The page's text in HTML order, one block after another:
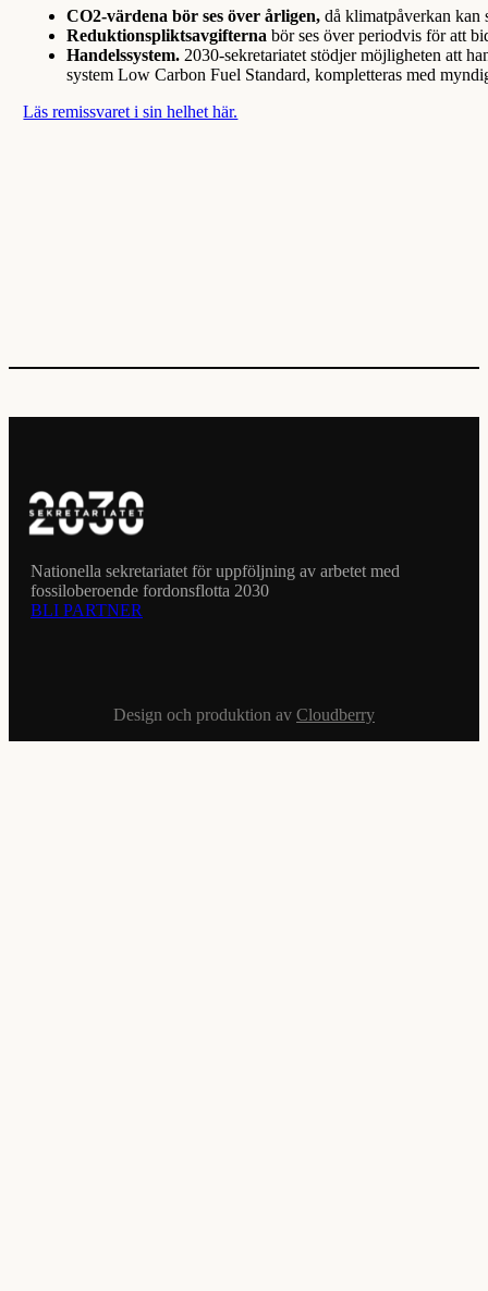
CO2-värdena bör ses över årligen,då klimatpåverkan kan
Reduktionspliktsavgifternabör ses över periodvis för att
Handelssystem. 2030-sekretariatet stödjer möjligheten att
system Low Carbon Fuel Standard, kompletteras med
Läs remissvaret i sin helhet här.
Nationella sekretariatet för uppföljning av arbetet med
fossiloberoende fordonsflotta 2030
BLI PARTNER
Design och produktion av Cloudberry